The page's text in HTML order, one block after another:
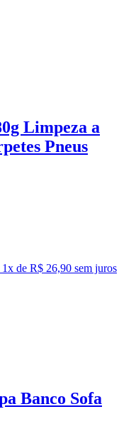
Limpeza a
Pneus
1x de R$ 26,90 sem juros
Banco Sofa